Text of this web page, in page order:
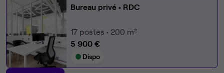
Bureau privé • RDC
17 postes • 200 m²
5 900 €
Dispo